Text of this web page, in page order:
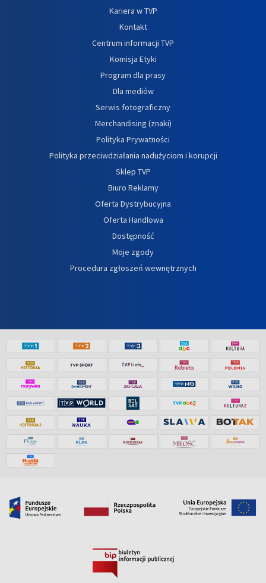
Kariera w TVP
Kontakt
Centrum informacji TVP
Komisja Etyki
Program dla prasy
Dla mediów
Serwis fotograficzny
Merchandising (znaki)
Polityka Prywatności
Polityka przeciwdziałania nadużyciom i korupcji
Sklep TVP
Biuro Reklamy
Oferta Dystrybucyjna
Oferta Handlowa
Dostępność
Moje zgody
Procedura zgłoszeń wewnętrznych